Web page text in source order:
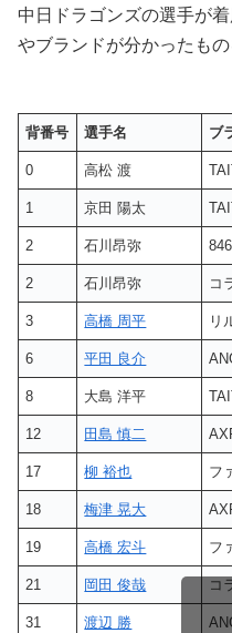
中日ドラゴンズの選手が
やブランドが分かったもの
背番号 選手名 ブ
0 高松 渡
1 京田 陽太
2 石川昂弥
2 石川昂弥 コ
3 高橋 周平 リ
6 平田 良介
8 大島 洋平
12 田島 慎二
17 柳 裕也 フ
18 梅津 晃大
19 高橋 宏斗 フ
21 岡田 俊哉 コ
31 渡辺 勝